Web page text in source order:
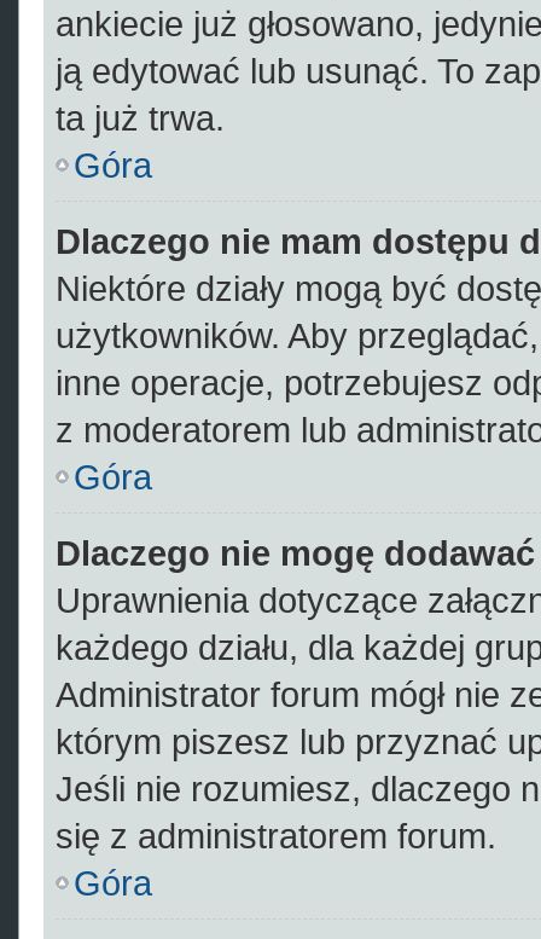
ankiecie już głosowano,
ją edytować lub usunąć. To
ta już trwa.
Góra
Dlaczego nie mam dostępu
Niektóre działy mogą być
użytkowników. Aby
inne operacje, potrzebujesz
z moderatorem lub
Góra
Dlaczego nie mogę
Uprawnienia dotyczące
każdego działu, dla każdej
Administrator forum mógł nie
którym piszesz lub przyznać
Jeśli nie rozumiesz, dlaczego
się z administratorem forum.
Góra